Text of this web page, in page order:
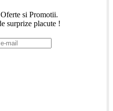
si Promotii.
surprize placute !